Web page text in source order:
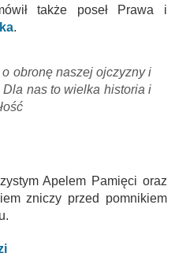
także poseł Prawa i
.
obronę naszej ojczyzny i
nas to wielka historia i
Apelem Pamięci oraz
zniczy przed pomnikiem